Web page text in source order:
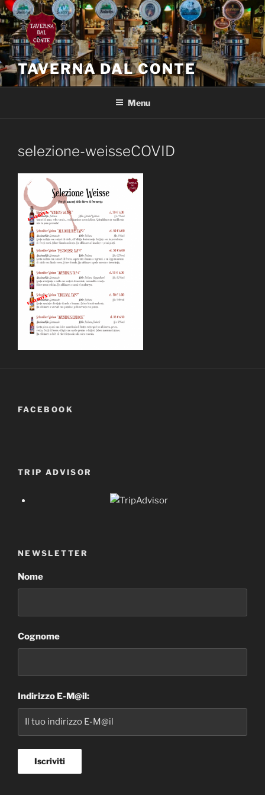
Salta
al
contenuto
TAVERNA DAL CONTE
Menu
selezione-weisseCOVID
FACEBOOK
TRIP ADVISOR
NEWSLETTER
Nome
Cognome
Indirizzo E-M@il: